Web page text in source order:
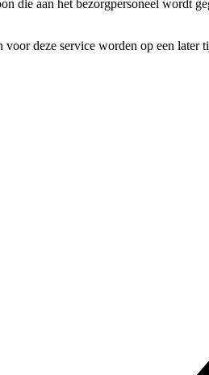
aan het bezorgpersoneel wordt
voor deze service worden op een later